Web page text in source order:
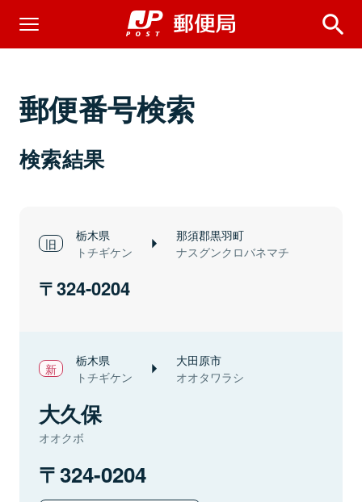
郵便番号検索
検索結果
栃木県
トチギケン
那須郡黒羽町
ナスグンクロバネマチ
324-0204
栃木県
トチギケン
大田原市
オオタワラシ
大久保
オオクボ
324-0204